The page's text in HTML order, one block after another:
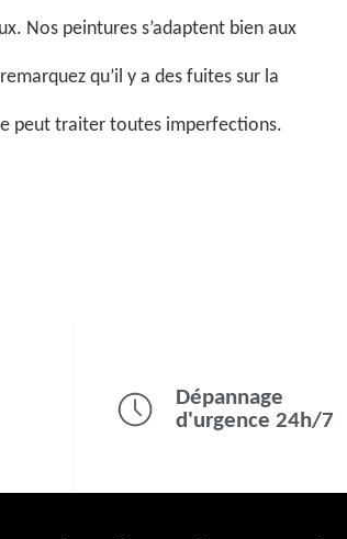
Nos peintures s’adaptent bien aux
qu’il y a des fuites sur la
peut traiter toutes imperfections.
Dépannage
d'urgence 24h/7